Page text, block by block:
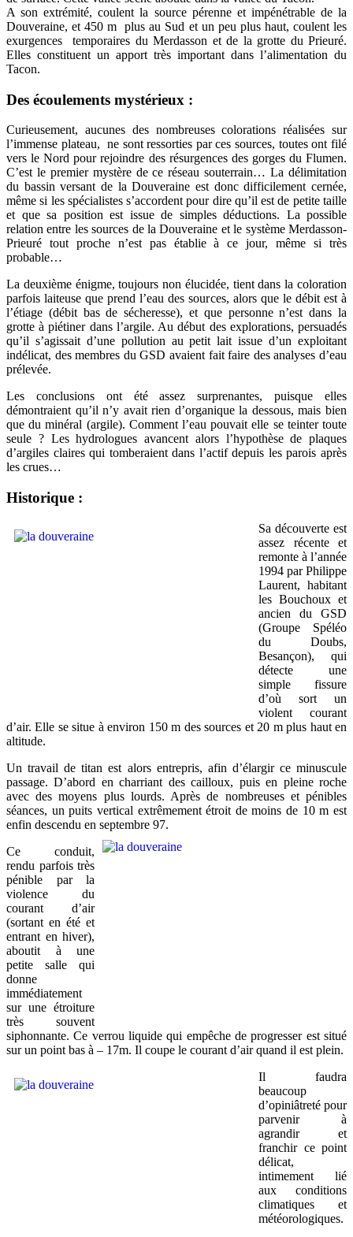
A son extrémité, coulent la source pérenne et impénétrable de la
Douveraine, et 450 m plus au Sud et un peu plus haut, coulent les
exurgences temporaires du Merdasson et de la grotte du Prieuré.
Elles constituent un apport très important dans l’alimentation du
Tacon.
Des écoulements mystérieux :
Curieusement, aucunes des nombreuses colorations réalisées sur
l’immense plateau, ne sont ressorties par ces sources, toutes ont filé
vers le Nord pour rejoindre des résurgences des gorges du Flumen.
C’est le premier mystère de ce réseau souterrain… La délimitation
du bassin versant de la Douveraine est donc difficilement cernée,
même si les spécialistes s’accordent pour dire qu’il est de petite taille
et que sa position est issue de simples déductions. La possible
relation entre les sources de la Douveraine et le système Merdasson-
Prieuré tout proche n’est pas établie à ce jour, même si très
probable…
La deuxième énigme, toujours non élucidée, tient dans la coloration
parfois laiteuse que prend l’eau des sources, alors que le débit est à
l’étiage (débit bas de sécheresse), et que personne n’est dans la
grotte à piétiner dans l’argile. Au début des explorations, persuadés
qu’il s’agissait d’une pollution au petit lait issue d’un exploitant
indélicat, des membres du GSD avaient fait faire des analyses d’eau
prélevée.
Les conclusions ont été assez surprenantes, puisque elles
démontraient qu’il n’y avait rien d’organique la dessous, mais bien
que du minéral (argile). Comment l’eau pouvait elle se teinter toute
seule ? Les hydrologues avancent alors l’hypothèse de plaques
d’argiles claires qui tomberaient dans l’actif depuis les parois après
les crues…
Historique :
Sa découverte est
assez récente et
remonte à l’année
1994 par Philippe
Laurent, habitant
les Bouchoux et
ancien du GSD
(Groupe Spéléo
du Doubs,
Besançon), qui
détecte une
simple fissure
d’où sort un
violent courant
d’air. Elle se situe à environ 150 m des sources et 20 m plus haut en
altitude.
Un travail de titan est alors entrepris, afin d’élargir ce minuscule
passage. D’abord en charriant des cailloux, puis en pleine roche
avec des moyens plus lourds. Après de nombreuses et pénibles
séances, un puits vertical extrêmement étroit de moins de 10 m est
enfin descendu en septembre 97.
Ce conduit,
rendu parfois très
pénible par la
violence du
courant d’air
(sortant en été et
entrant en hiver),
aboutit à une
petite salle qui
donne
immédiatement
sur une étroiture
très souvent
siphonnante. Ce verrou liquide qui empêche de progresser est situé
sur un point bas à – 17m. Il coupe le courant d’air quand il est plein.
Il faudra
beaucoup
d’opiniâtreté pour
parvenir à
agrandir et
franchir ce point
délicat,
intimement lié
aux conditions
climatiques et
météorologiques.